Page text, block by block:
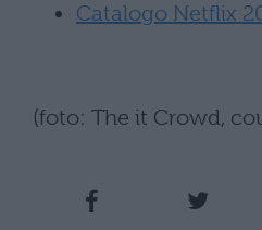
Catalogo Netflix
(foto: The it Crowd,